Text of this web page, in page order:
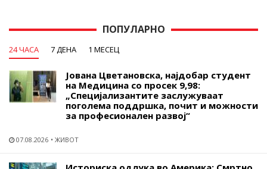
ПОПУЛАРНО
24 ЧАСА 7 ДЕНА 1 МЕСЕЦ
Јована Цветановска, најдобар студент
на Медицина со просек 9,98:
„Специјализантите заслужуваат
поголема поддршка, почит и можности
за професионален развој“
07.08.2026 ЖИВОТ